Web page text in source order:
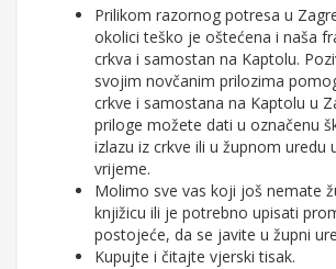
Prilikom razornog potresa u
okolici teško je oštećena i naša
crkva i samostan na Kaptolu.
svojim novčanim prilozima
crkve i samostana na Kaptolu u
priloge možete dati u označenu
izlazu iz crkve ili u župnom uredu
vrijeme.
Molimo sve vas koji još nemate
knjižicu ili je potrebno upisati
postojeće, da se javite u župni
Kupujte i čitajte vjerski tisak.